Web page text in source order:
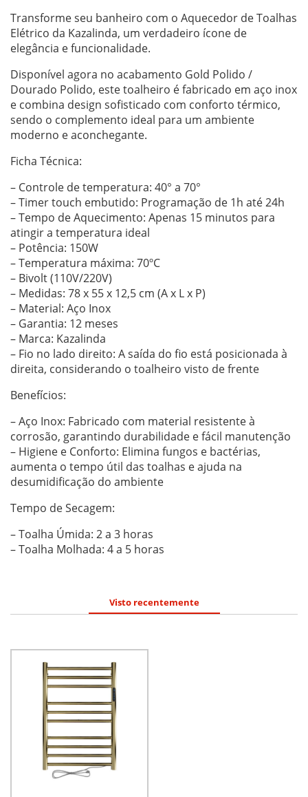
Transforme seu banheiro com o Aquecedor de Toalhas
Elétrico da Kazalinda, um verdadeiro ícone de
elegância e funcionalidade.
Disponível agora no acabamento Gold Polido /
Dourado Polido, este toalheiro é fabricado em aço inox
e combina design sofisticado com conforto térmico,
sendo o complemento ideal para um ambiente
moderno e aconchegante.
Ficha Técnica:
– Controle de temperatura: 40° a 70°
– Timer touch embutido: Programação de 1h até 24h
– Tempo de Aquecimento: Apenas 15 minutos para
atingir a temperatura ideal
– Potência: 150W
– Temperatura máxima: 70ºC
– Bivolt (110V/220V)
– Medidas: 78 x 55 x 12,5 cm (A x L x P)
– Material: Aço Inox
– Garantia: 12 meses
– Marca: Kazalinda
– Fio no lado direito: A saída do fio está posicionada à
direita, considerando o toalheiro visto de frente
Benefícios:
– Aço Inox: Fabricado com material resistente à
corrosão, garantindo durabilidade e fácil manutenção
– Higiene e Conforto: Elimina fungos e bactérias,
aumenta o tempo útil das toalhas e ajuda na
desumidificação do ambiente
Tempo de Secagem:
– Toalha Úmida: 2 a 3 horas
– Toalha Molhada: 4 a 5 horas
Visto recentemente